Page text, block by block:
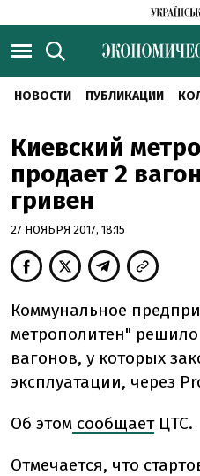
НОВОСТИ ПУБЛИКАЦИИ
Киевский
продает 2
гривен
27 НОЯБРЯ 2017, 18:15
Коммунальное
метрополитен" решило
вагонов, у которых
эксплуатации, через
Об этом сообщаетЦТС.
Отмечается, что